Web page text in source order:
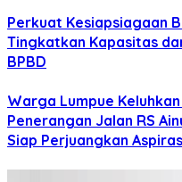
Perkuat Kesiapsiagaan
Tingkatkan Kapasitas
BPBD
Warga Lumpue
Penerangan Jalan RS
Siap Perjuangkan